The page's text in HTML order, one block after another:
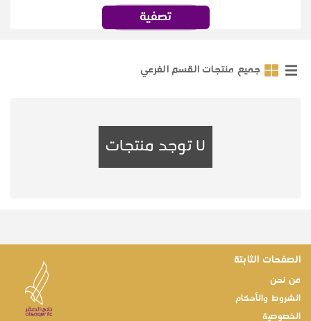
تصفية
جميع منتجات القسم الفرعي
لا توجد منتجات
الصفحات الثابتة
من نحن
الشروط والأحكام
الخصوصية